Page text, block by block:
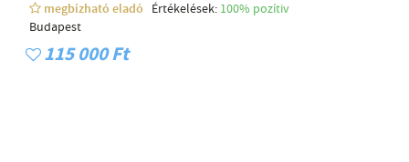
megbízható eladó
Értékelések: 100% pozítiv
Budapest
115 000 Ft